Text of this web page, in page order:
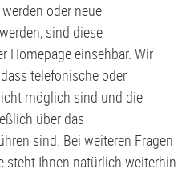
oder neue
sind diese
Homepage einsehbar. Wir
telefonische oder
möglich sind und die
über das
sind. Bei weiteren Fragen
steht Ihnen natürlich weiterhin